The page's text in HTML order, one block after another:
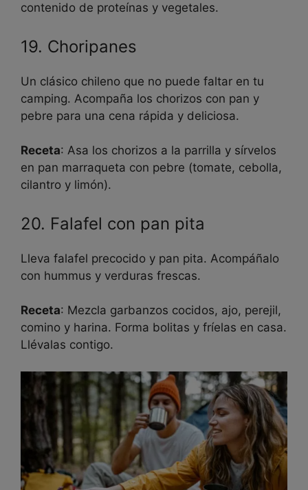
contenido de proteínas y vegetales.
19. Choripanes
Un clásico chileno que no puede faltar en tu
camping. Acompaña los chorizos con pan y
pebre para una cena rápida y deliciosa.
Receta: Asa los chorizos a la parrilla y sírvelos
en pan marraqueta con pebre (tomate, cebolla,
cilantro y limón).
20. Falafel con pan pita
Lleva falafel precocido y pan pita. Acompáñalo
con hummus y verduras frescas.
Receta: Mezcla garbanzos cocidos, ajo, perejil,
comino y harina. Forma bolitas y fríelas en casa.
Llévalas contigo.